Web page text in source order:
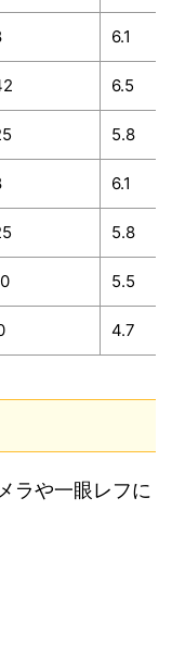
6.1
6.5
5.8
6.1
5.8
5.5
4.7
ラや一眼レフに